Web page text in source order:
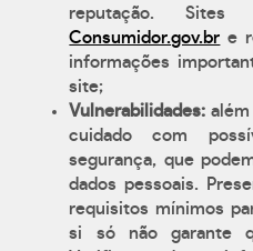
reputação.
Consumidor.gov.br e
informações
site;
Vulnerabilidades:
cuidado com
segurança, que
dados pessoais.
requisitos mínimos
si só não garante